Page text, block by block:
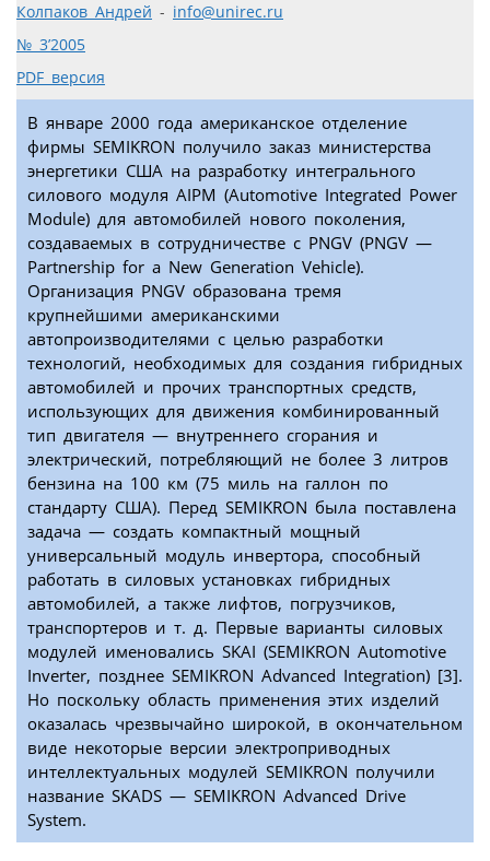
Колпаков Андрей - info@unirec.ru
№ 3’2005
PDF версия
В январе 2000 года американское отделение
фирмы SEMIKRON получило заказ министерства
энергетики США на разработку интегрального
силового модуля AIPM (Automotive Integrated Power
Module) для автомобилей нового поколения,
создаваемых в сотрудничестве с PNGV (PNGV —
Partnership for a New Generation Vehicle).
Организация PNGV образована тремя
крупнейшими американскими
автопроизводителями с целью разработки
технологий, необходимых для создания гибридных
автомобилей и прочих транспортных средств,
использующих для движения комбинированный
тип двигателя — внутреннего сгорания и
электрический, потребляющий не более 3 литров
бензина на 100 км (75 миль на галлон по
стандарту США). Перед SEMIKRON была поставлена
задача — создать компактный мощный
универсальный модуль инвертора, способный
работать в силовых установках гибридных
автомобилей, а также лифтов, погрузчиков,
транспортеров и т. д. Первые варианты силовых
модулей именовались SKAI (SEMIKRON Automotive
Inverter, позднее SEMIKRON Advanced Integration) [3].
Но поскольку область применения этих изделий
оказалась чрезвычайно широкой, в окончательном
виде некоторые версии электроприводных
интеллектуальных модулей SEMIKRON получили
название SKADS — SEMIKRON Advanced Drive
System.